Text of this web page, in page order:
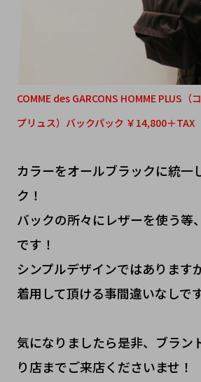
COMME des GARCONS HOMME PLUS（
プリュス）バックパック ￥14,800＋TAX
カラーをオールブラックに統一
ク！
バックの所々にレザーを使う等
です！
シンプルデザインではあります
着用して頂ける事間違いなしです
気になりましたら是非、ブラン
り店までご来店くださいませ！